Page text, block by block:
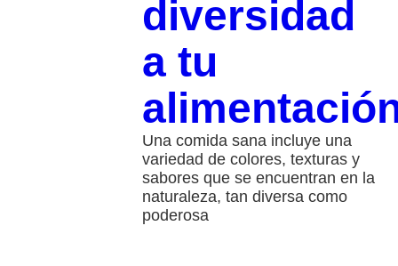
diversidad
a tu
Una comida sana incluye una
variedad de colores, texturas y
sabores que se encuentran en la
naturaleza, tan diversa como
poderosa